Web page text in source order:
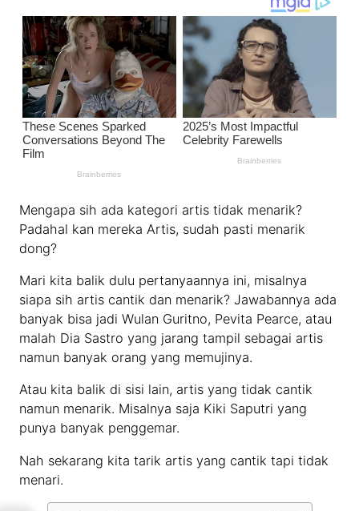
Mengapa sih ada kategori artis tidak menarik?
Padahal kan mereka Artis, sudah pasti menarik
dong?
Mari kita balik dulu pertanyaannya ini, misalnya
siapa sih artis cantik dan menarik? Jawabannya ada
banyak bisa jadi Wulan Guritno, Pevita Pearce, atau
malah Dia Sastro yang jarang tampil sebagai artis
namun banyak orang yang memujinya.
Atau kita balik di sisi lain, artis yang tidak cantik
namun menarik. Misalnya saja Kiki Saputri yang
punya banyak penggemar.
Nah sekarang kita tarik artis yang cantik tapi tidak
menari.